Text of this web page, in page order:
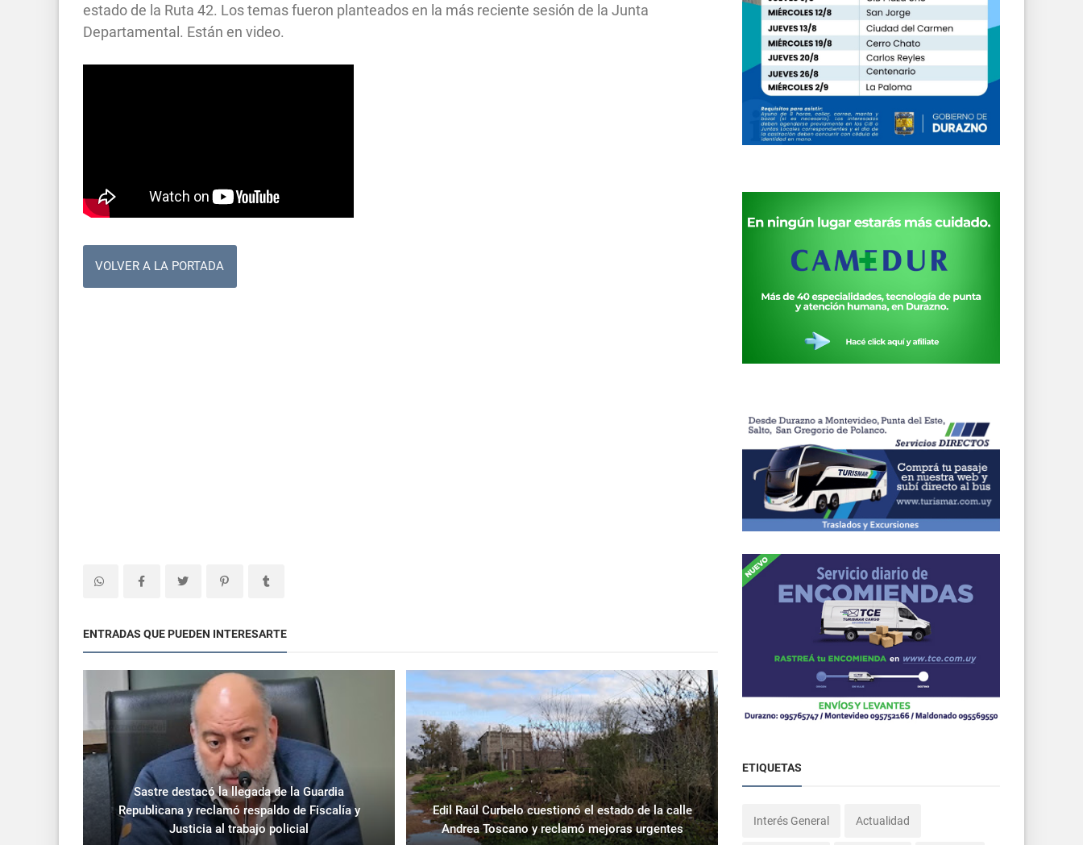
estado de la Ruta 42. Los temas fueron planteados en la más reciente sesión de la Junta
Departamental. Están en video.
VOLVER A LA PORTADA
ENTRADAS QUE PUEDEN INTERESARTE
Sastre destacó la llegada de la Guardia
Republicana y reclamó respaldo de Fiscalía y
Justicia al trabajo policial
Edil Raúl Curbelo cuestionó el estado de la calle
Andrea Toscano y reclamó mejoras urgentes
ETIQUETAS
Interés General Actualidad